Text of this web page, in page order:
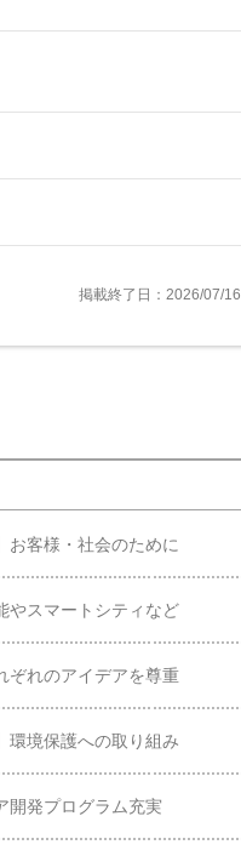
掲載終了日：2026/07/16
お客様・社会のために
やスマートシティなど
ぞれのアイデアを尊重
環境保護への取り組み
開発プログラム充実